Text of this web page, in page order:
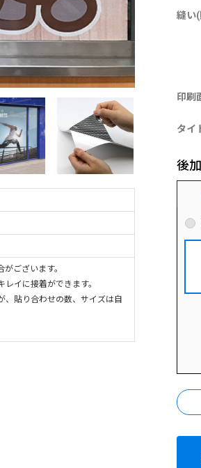
ございます。
イに接着ができます。
、貼り合わせの数、サイズは自
縫い
印刷
タイ
後